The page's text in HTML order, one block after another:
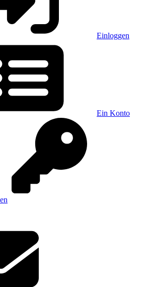
Einloggen
Ein Konto